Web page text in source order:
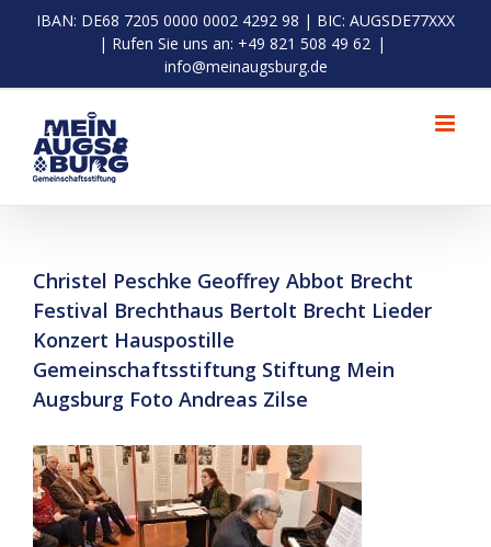
Inhalt
IBAN: DE68 7205 0000 0002 4292 98 | BIC: AUGSDE77XXX
| Rufen Sie uns an: +49 821 508 49 62 |
info@meinaugsburg.de
Christel Peschke Geoffrey Abbot Brecht
Festival Brechthaus Bertolt Brecht Lieder
Konzert Hauspostille
Gemeinschaftsstiftung Stiftung Mein
Augsburg Foto Andreas Zilse